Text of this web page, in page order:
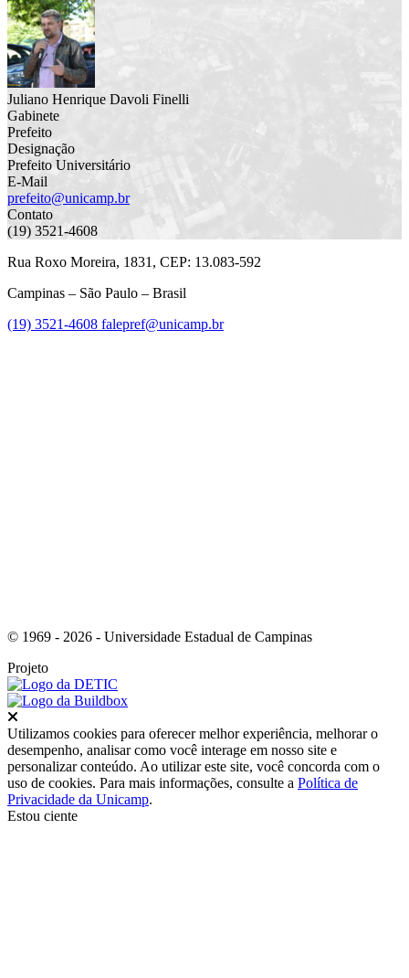
Juliano Henrique Davoli Finelli
Gabinete
Prefeito
Designação
Prefeito Universitário
E-Mail
prefeito@unicamp.br
Contato
(19) 3521-4608
Rua Roxo Moreira, 1831, CEP: 13.083-592
Campinas – São Paulo – Brasil
(19) 3521-4608 falepref@unicamp.br
© 1969 - 2026 - Universidade Estadual de Campinas
Projeto
Utilizamos cookies para oferecer melhor experiência, melhorar o
desempenho, analisar como você interage em nosso site e
personalizar conteúdo. Ao utilizar este site, você concorda com o
uso de cookies. Para mais informações, consulte a Política de
Privacidade da Unicamp.
Estou ciente